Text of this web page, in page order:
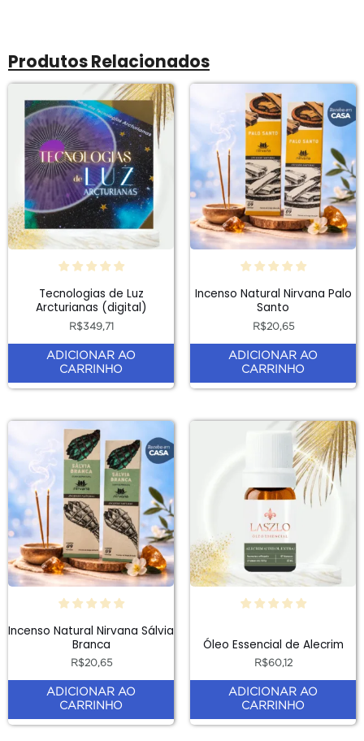
Produtos Relacionados
Tecnologias de Luz
Arcturianas (digital)
R$349,71
ADICIONAR AO
CARRINHO
Incenso Natural Nirvana Palo
Santo
R$20,65
ADICIONAR AO
CARRINHO
Incenso Natural Nirvana Sálvia
Branca
R$20,65
ADICIONAR AO
CARRINHO
Óleo Essencial de Alecrim
R$60,12
ADICIONAR AO
CARRINHO